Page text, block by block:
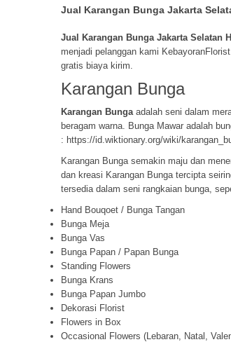
Jual Karangan Bunga Jakarta
Jual Karangan Bunga Jakarta Selatan
menjadi pelanggan kami
gratis biaya kirim.
Karangan Bunga
Karangan Bungaadalah seni dalam
beragam warna. Bunga Mawar adalah
: https://id.wiktionary.org/wiki/
Karangan Bunga semakin maju dan
dan kreasi Karangan Bunga tercipta
tersedia dalam seni rangkaian bunga,
Hand Bouqoet / Bunga Tangan
Bunga Meja
Bunga Vas
Bunga Papan / Papan Bunga
Standing Flowers
Bunga Krans
Bunga Papan Jumbo
Dekorasi Florist
Flowers in Box
Occasional Flowers (Lebaran, Natal,